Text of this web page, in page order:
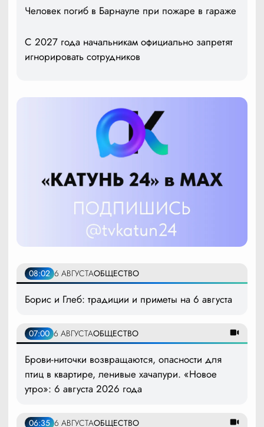
Человек погиб в Барнауле при пожаре в гараже
С 2027 года начальникам официально запретят
игнорировать сотрудников
08:02 6 АВГУСТАОБЩЕСТВО
Борис и Глеб: традиции и приметы на 6 августа
07:00 6 АВГУСТАОБЩЕСТВО
Брови-ниточки возвращаются, опасности для
птиц в квартире, ленивые хачапури. «Новое
утро»: 6 августа 2026 года
06:35 6 АВГУСТАОБЩЕСТВО